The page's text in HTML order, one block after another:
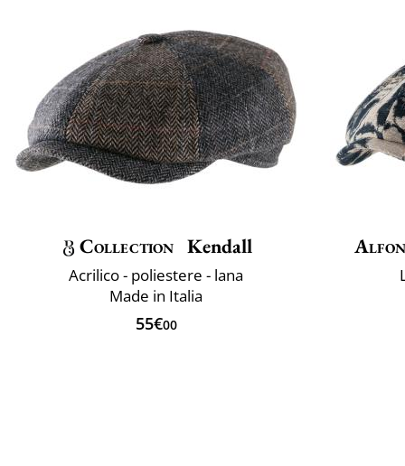
Collection Kendall
Acrilico - poliestere - lana
Made in Italia
55€00